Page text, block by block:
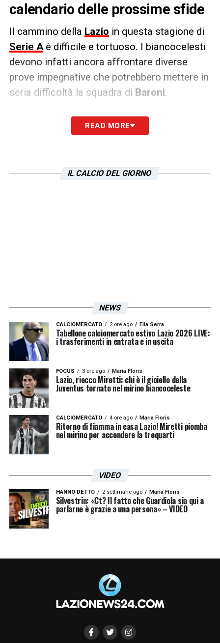
calendario delle prossime sfide
Il cammino della Lazio in questa stagione di
Serie Aè difficile e tortuoso. I biancocelesti
devono infatti ancora affrontare diverse
prove impegnative che potrebbero mettere in
seria difficoltà la squadra di Baroni.
Il lavoro che l’ex tecnico delVerona
staff si sono posti avrà come primo obiettivo
però non solo non hanno intenzione di
READ MORE
IL CALCIO DEL GIORNO
NEWS
CALCIOMERCATO 2 ore ago Elia Serra
Tabellone calciomercato estivo Lazio 2026 LIVE:
i trasferimenti in entrata e in uscita
FOCUS 3 ore ago Maria Floris
Lazio, riecco Miretti: chi è il gioiello della
Juventus tornato nel mirino biancoceleste
CALCIOMERCATO 4 ore ago Maria Floris
Ritorno di fiamma in casa Lazio! Miretti piomba
nel mirino per accendere la trequarti
VIDEO
HANNO DETTO 2 settimane ago Maria Floris
Silvestrin: «Ct? Il fatto che Guardiola sia qui a
parlarne è grazie a una persona» – VIDEO